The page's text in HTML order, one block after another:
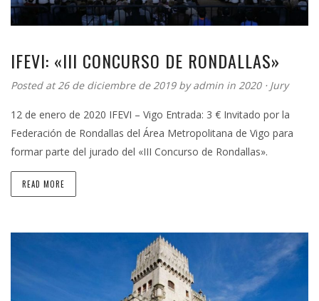
IFEVI: «III CONCURSO DE RONDALLAS»
Posted at 26 de diciembre de 2019 byadmin in 2020⋅ Jury
12 de enero de 2020 IFEVI – Vigo Entrada: 3 € Invitado por la
Federación de Rondallas del Área Metropolitana de Vigo para
formar parte del jurado del «III Concurso de Rondallas».
READ MORE